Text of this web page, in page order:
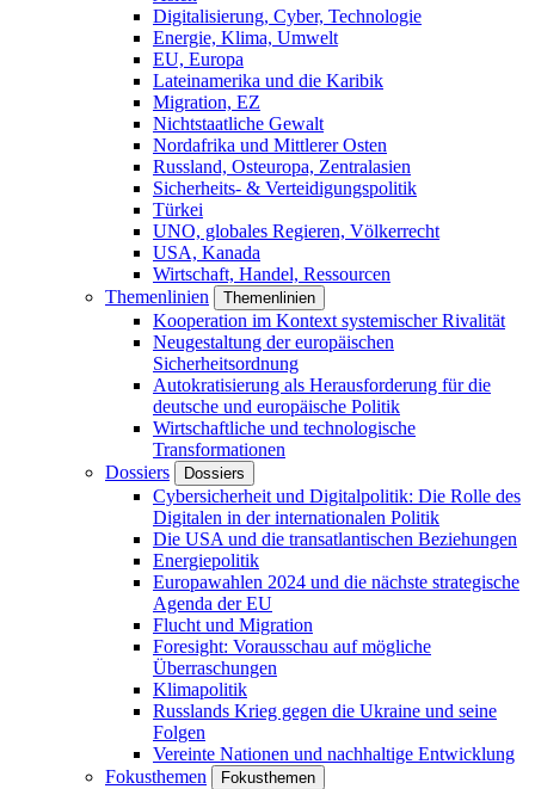
Digitalisierung, Cyber, Technologie
Energie, Klima, Umwelt
EU, Europa
Lateinamerika und die Karibik
Migration, EZ
Nichtstaatliche Gewalt
Nordafrika und Mittlerer Osten
Russland, Osteuropa, Zentralasien
Sicherheits- & Verteidigungspolitik
Türkei
UNO, globales Regieren, Völkerrecht
USA, Kanada
Wirtschaft, Handel, Ressourcen
Themenlinien
Themenlinien
Kooperation im Kontext systemischer Rivalität
Neugestaltung der europäischen
Sicherheitsordnung
Autokratisierung als Herausforderung für die
deutsche und europäische Politik
Wirtschaftliche und technologische
Transformationen
Dossiers
Dossiers
Cybersicherheit und Digitalpolitik: Die Rolle des
Digitalen in der internationalen Politik
Die USA und die transatlantischen Beziehungen
Energiepolitik
Europawahlen 2024 und die nächste strategische
Agenda der EU
Flucht und Migration
Foresight: Vorausschau auf mögliche
Überraschungen
Klimapolitik
Russlands Krieg gegen die Ukraine und seine
Folgen
Vereinte Nationen und nachhaltige Entwicklung
Fokusthemen
Fokusthemen